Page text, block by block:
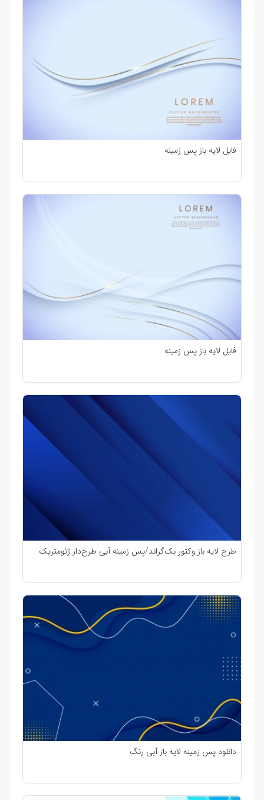
فایل لایه باز پس زمینه
فایل لایه باز پس زمینه
طرح لایه باز وکتور بک‌گراند/پس زمینه آبی طرح‌دار ژئومتریک
دانلود پس زمینه لایه باز آبی رنگ